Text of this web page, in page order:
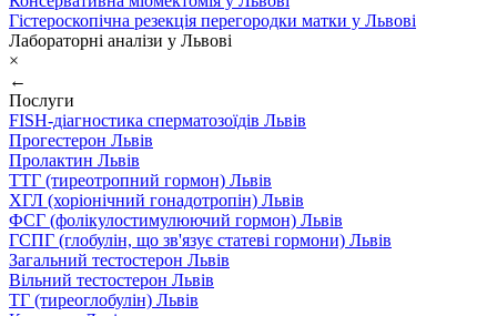
Гістероскопічна резекція перегородки матки у Львові
Лабораторні аналізи у Львові
×
←
Послуги
FISH-діагностика сперматозоїдів Львів
Прогестерон Львів
Пролактин Львів
ТТГ (тиреотропний гормон) Львів
ХГЛ (хоріонічний гонадотропін) Львів
ФСГ (фолікулостимулюючий гормон) Львів
ГСПГ (глобулін, що зв'язує статеві гормони) Львів
Загальний тестостерон Львів
Вільний тестостерон Львів
ТГ (тиреоглобулін) Львів